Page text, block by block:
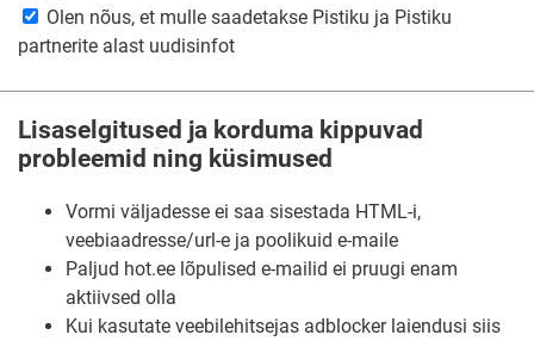
Olen nõus, et mulle saadetakse Pistiku ja Pistiku
partnerite alast uudisinfot
Lisaselgitused ja korduma kippuvad
probleemid ning küsimused
Vormi väljadesse ei saa sisestada HTML-i,
veebiaadresse/url-e ja poolikuid e-maile
Paljud hot.ee lõpulised e-mailid ei pruugi enam
aktiivsed olla
Kui kasutate veebilehitsejas adblocker laiendusi siis